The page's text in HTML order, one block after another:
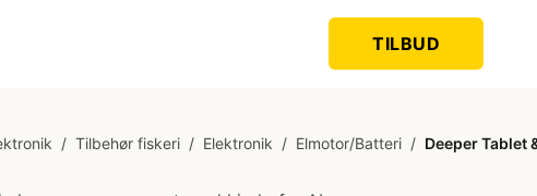
TILBUD
/ Tilbehør fiskeri / Elektronik / Elmotor/Batteri / Deeper Tablet